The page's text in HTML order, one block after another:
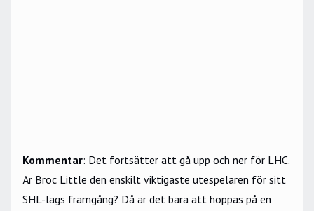
Kommentar: Det fortsätter att gå upp och ner för LHC.
Är Broc Little den enskilt viktigaste utespelaren för sitt
SHL-lags framgång? Då är det bara att hoppas på en